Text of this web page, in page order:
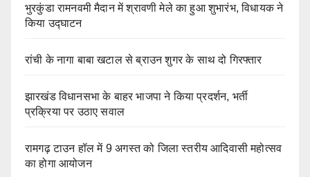
भुरकुंडा रामनवमी मैदान में श्रावणी मेले का हुआ शुभारंभ, विधायक ने
किया उद्घाटन
रांची के नागा बाबा खटाल से ब्राउन शुगर के साथ दो गिरफ्तार
झारखंड विधानसभा के बाहर भाजपा ने किया प्रदर्शन, भर्ती
प्रक्रिया पर उठाए सवाल
रामगढ़ टाउन हॉल में 9 अगस्त को जिला स्तरीय आदिवासी महोत्सव
का होगा आयोजन